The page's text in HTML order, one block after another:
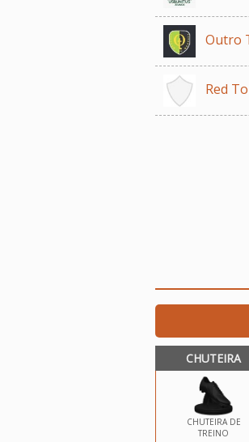
Outro
Red
CHUTEIRA
CHUTEIRA DE
TREINO